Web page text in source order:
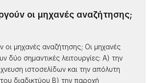
οι μηχανές αναζήτησης;
οι μηχανές αναζήτησης; Οι μηχανές
δύο σημαντικές λειτουργίες: Α) την
ιστοσελίδων και την απόλυτη
διαδικτύου Β) την παροχή